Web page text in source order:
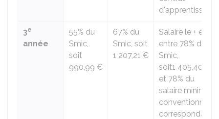
d'apprentissage.
3e
année
55% du
Smic,
soit
990,99 €
67% du
Smic, soit
1 207,21 €
Salaire le + élevé
entre 78% du
Smic,
soit1 405,40 €
et 78% du
salaire minimum
conventionnel
correspondant